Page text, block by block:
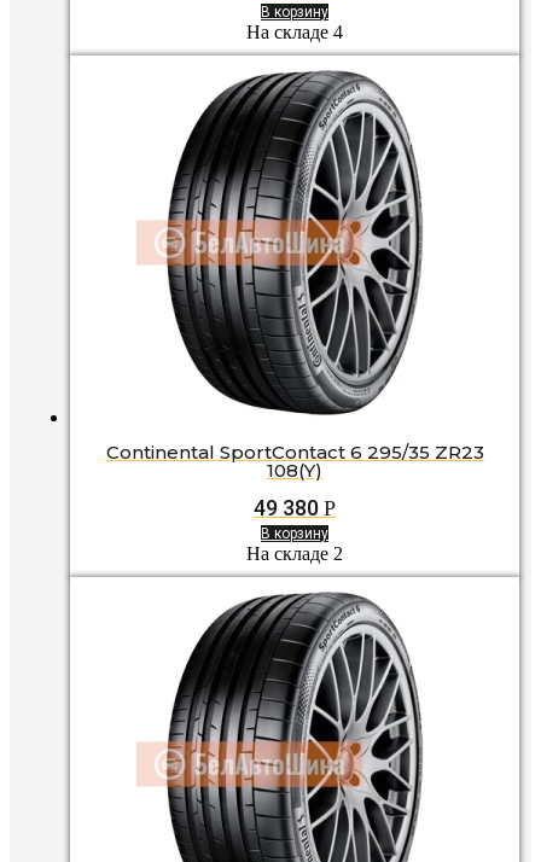
В корзину
На складе 4
Continental SportContact 6 295/35 ZR23
108(Y)
49 380 Р
В корзину
На складе 2